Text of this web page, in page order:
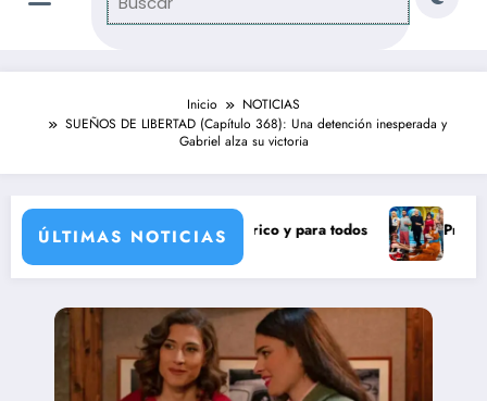
Inicio
NOTICIAS
SUEÑOS DE LIBERTAD (Capítulo 368): Una detención inesperada y
Gabriel alza su victoria
ÚLTIMAS NOTICIAS
un eclipse solar histórico y para todos Pravia y